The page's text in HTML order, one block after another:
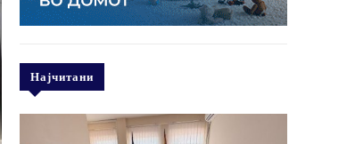
Најчитани